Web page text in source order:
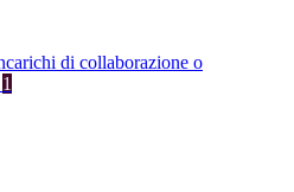
di collaborazione o
1